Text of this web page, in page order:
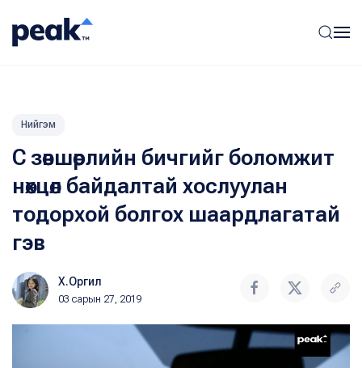
Нийгэм
С зөвшөөрлийн бичгийг боломжит
нөхцөл байдалтай хослуулан
тодорхой болгох шаардлагатай
гэв
Х.Оргил
03 сарын 27, 2019